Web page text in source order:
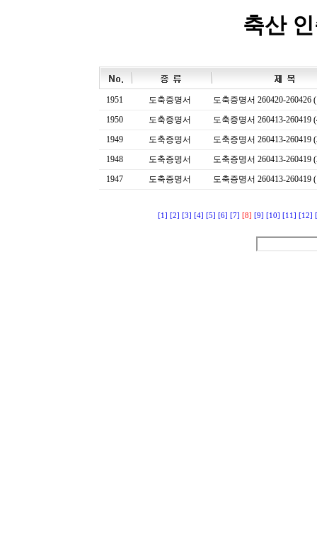
축산
1951 도축증명서
도축증명서 260420-260426
1950
도축증명서
도축증명서 260413-260419
1949
도축증명서
도축증명서 260413-260419
1948
도축증명서
도축증명서 260413-260419
1947
도축증명서 도축증명서 260413-260419
[1] [2] [3] [4] [5] [6] [7] [8] [9] [10] [11] [12]